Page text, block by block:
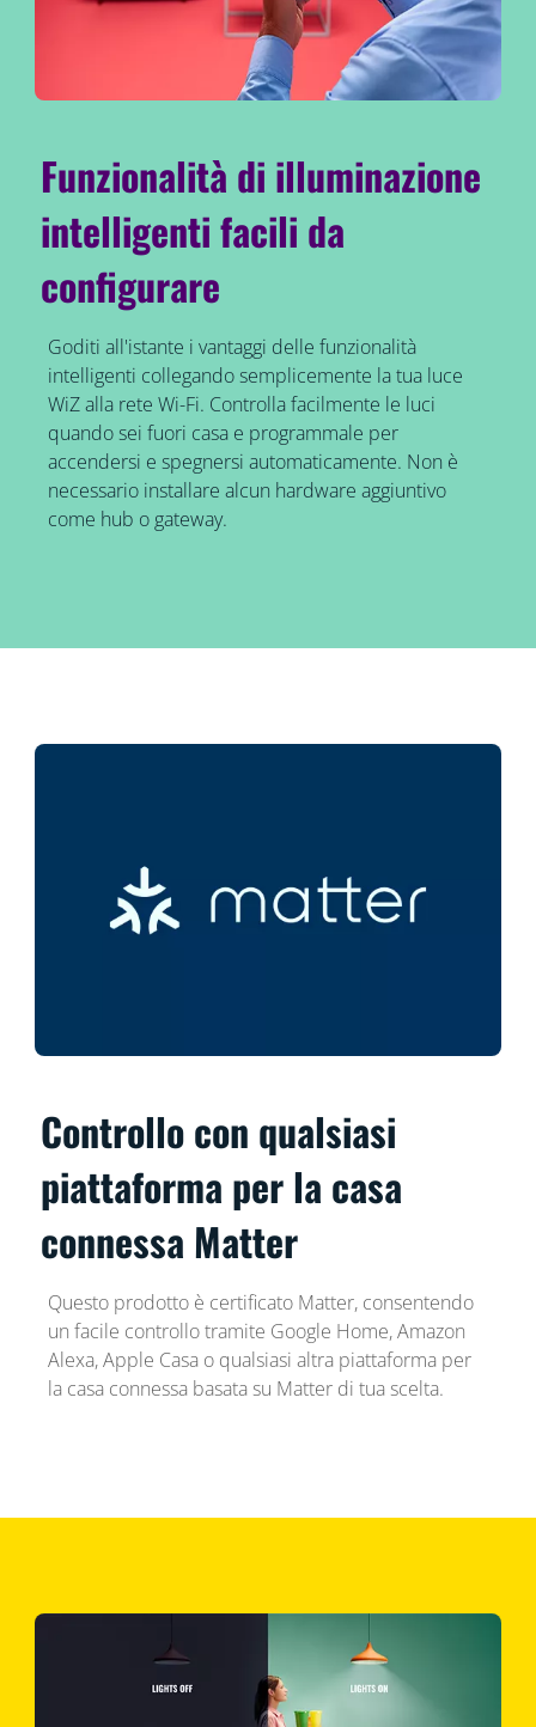
Funzionalità di illuminazione
intelligenti facili da
configurare
Goditi all'istante i vantaggi delle funzionalità
intelligenti collegando semplicemente la tua luce
WiZ alla rete Wi-Fi. Controlla facilmente le luci
quando sei fuori casa e programmale per
accendersi e spegnersi automaticamente. Non è
necessario installare alcun hardware aggiuntivo
come hub o gateway.
Controllo con qualsiasi
piattaforma per la casa
connessa Matter
Questo prodotto è certificato Matter, consentendo
un facile controllo tramite Google Home, Amazon
Alexa, Apple Casa o qualsiasi altra piattaforma per
la casa connessa basata su Matter di tua scelta.